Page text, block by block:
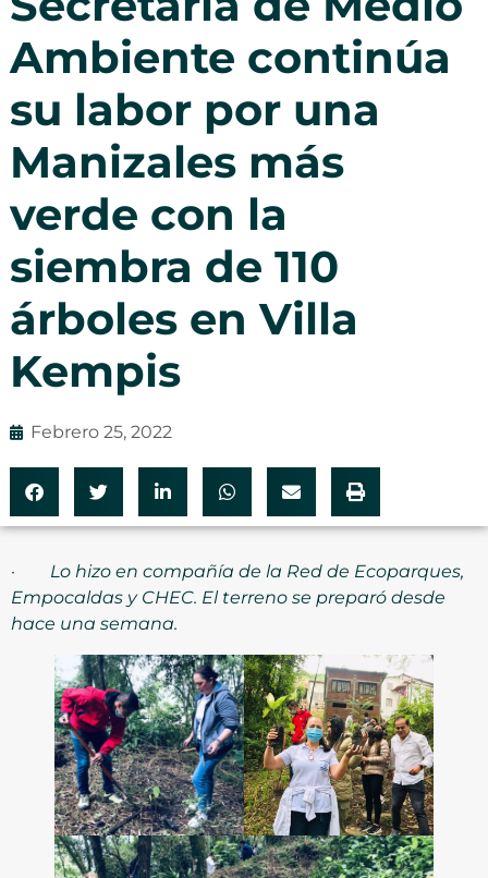
Ambiente continúa
su labor por una
Manizales más
verde con la
siembra de 110
árboles en Villa
Kempis
Febrero 25, 2022
· Lo hizo en compañía de la Red de Ecoparques,
Empocaldas y CHEC. El terreno se preparó desde
hace una semana.